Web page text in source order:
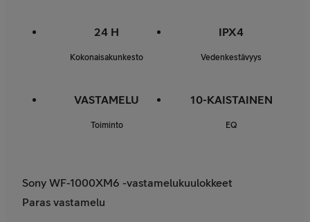
24 H
Kokonaisakunkesto
IPX4
Vedenkestävyys
VASTAMELU
Toiminto
10-KAISTAINEN
EQ
Sony WF-1000XM6 -vastamelukuulokkeet
Paras vastamelu